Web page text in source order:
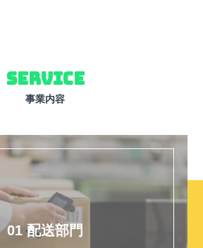
SERVICE
事業内容
01 配送部門